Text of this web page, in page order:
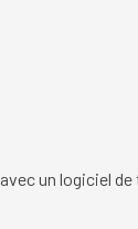
un logiciel de